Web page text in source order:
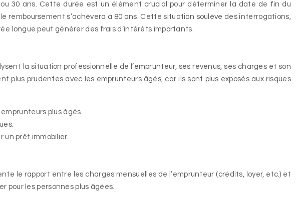
30 ans. Cette durée est un élément crucial pour déterminer la date de fin du
remboursement s’achèvera à 80 ans. Cette situation soulève des interrogations,
longue peut générer des frais d’intérêts importants.
la situation professionnelle de l’emprunteur, ses revenus, ses charges et son
prudentes avec les emprunteurs âgés, car ils sont plus exposés aux risques
plus âgés.
un prêt immobilier.
le rapport entre les charges mensuelles de l’emprunteur (crédits, loyer, etc.) et
pour les personnes plus âgées.